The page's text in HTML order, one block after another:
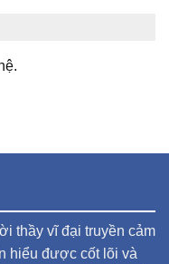
thầy vĩ đại truyền cảm
hiểu được cốt lõi và